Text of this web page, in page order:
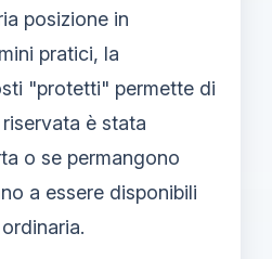
posizione in
pratici, la
"protetti" permette di
è stata
o se permangono
a essere disponibili